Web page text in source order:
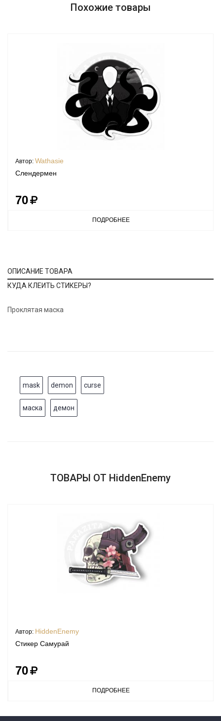
Похожие товары
Автор: Wathasie
Слендермен
70
ПОДРОБНЕЕ
ОПИСАНИЕ ТОВАРА
КУДА КЛЕИТЬ СТИКЕРЫ?
Проклятая маска
mask demon curse
маска демон
ТОВАРЫ ОТ HiddenEnemy
Автор: HiddenEnemy
Стикер Самурай
70
ПОДРОБНЕЕ